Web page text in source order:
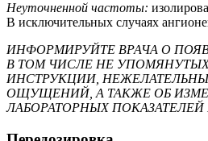
Неуточненной частоты:
В исключительных случаях
ИНФОРМИРУЙТЕ ВРАЧА О
В ТОМ ЧИСЛЕ НЕ
ИНСТРУКЦИИ,
ОЩУЩЕНИЙ, А ТАКЖЕ ОБ
ЛАБОРАТОРНЫХ